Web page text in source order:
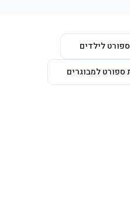
לילדים
ספורט למבוגרים